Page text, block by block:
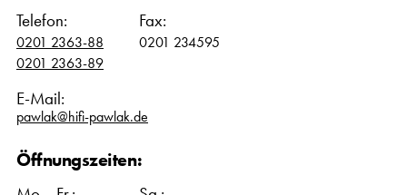
Telefon:
0201 2363-88
0201 2363-89
Fax:
0201 234595
E-Mail:
pawlak@hifi-pawlak.de
Öffnungszeiten: